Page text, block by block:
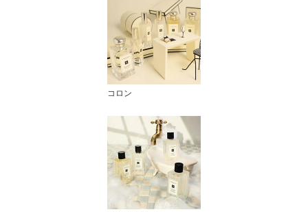
コロン